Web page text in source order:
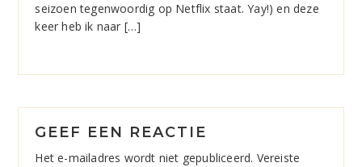
seizoen tegenwoordig op Netflix staat. Yay!) en deze
keer heb ik naar […]
GEEF EEN REACTIE
Het e-mailadres wordt niet gepubliceerd. Vereiste